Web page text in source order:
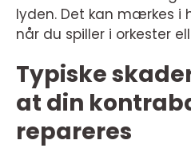
lyden. Det kan mærkes i
når du spiller i orkester
Typiske
at din
repareres